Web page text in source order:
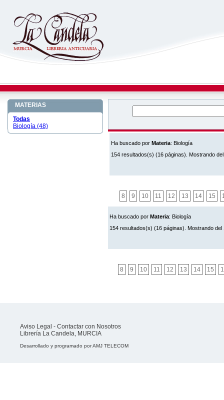
MATERIAS
Todas
Biología (48)
Ha buscado por Materia: Biología
154 resultados(s) (16 páginas). Mostrando
8 9 10 11 12 13 14 15
Ha buscado por Materia: Biología
154 resultados(s) (16 páginas). Mostrando del
8 9 10 11 12 13 14 15
Aviso Legal - Contactar con Nosotros
Librería La Candela, MURCIA
Desarrollado y programado porAMJ TELECOM